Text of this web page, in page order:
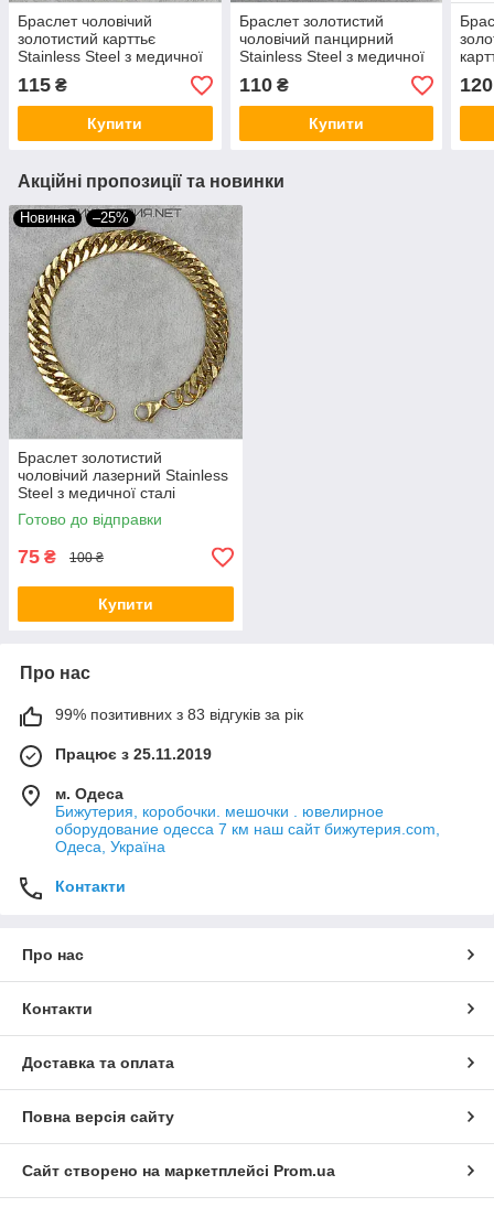
Браслет чоловічий
золотистий карттьє
Stainless Steel з медичної
сталі довжина 22 см
ширина 7 мм пластина
115 ₴
Купити
Браслет золотистий
чоловічий панцирний
Stainless Steel з медичної
сталі довжина 22 см
ширина 8 мм
110₴
Купити
23
120
Акційні пропозиції та новинки
Новинка –25%
Браслет золотистий
чоловічий лазерний Stainless
Steel з медичної сталі
довжина 22 см ширина 8 мм
Готово до відправки
75 ₴ 100 ₴
Купити
Про нас
99% позитивних з 83 відгуків за рік
Працює з 25.11.2019
м. Одеса
Бижутерия, коробочки. мешочки . ювелирное
оборудование одесса 7 км наш сайт бижутерия.com,
Одеса, Україна
Контакти
Про нас
Контакти
Доставка та оплата
Повна версія сайту
Сайт створено на маркетплейсі Prom.ua